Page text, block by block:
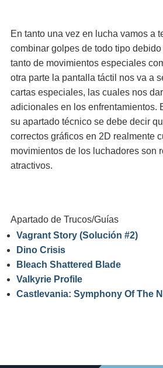
En tanto una vez en lucha vamos a
combinar golpes de todo tipo
tanto de movimientos especiales
otra parte la pantalla táctil nos va a
cartas especiales, las cuales nos
adicionales en los enfrentamientos.
su apartado técnico se debe decir
correctos gráficos en 2D realmente
movimientos de los luchadores son
atractivos.
Apartado de Trucos/Guías
Vagrant Story (Solución #2)
Dino Crisis
Bleach Shattered Blade
Valkyrie Profile
Castlevania: Symphony Of The